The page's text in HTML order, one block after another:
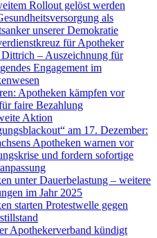
Rollout gelöst werden
als
unserer Demokratie
für Apotheker
– Auszeichnung für
Engagement im
Apotheken kämpfen vor
faire Bezahlung
Aktion
am 17. Dezember:
Apotheken warnen vor
und fordern sofortige
unter Dauerbelastung – weitere
im Jahr 2025
starten Protestwelle gegen
Apothekerverband kündigt